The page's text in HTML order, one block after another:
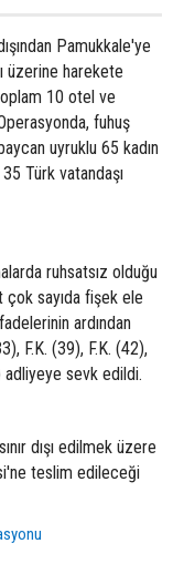
Pamukkale'ye
üzerine harekete
10 otel ve
fuhuş
uyruklu 65 kadın
Türk vatandaşı
ruhsatsız olduğu
sayıda fişek ele
ardından
F.K. (39), F.K. (42),
adliyeye sevk edildi.
dışı edilmek üzere
teslim edileceği